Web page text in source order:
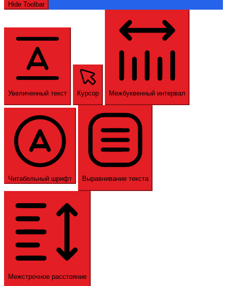
Hide Toolbar
Увеличенный текст Курсор Межбуквенный интервал
Читабельный шрифт Выравнивание текста
Межстрочное расстояние